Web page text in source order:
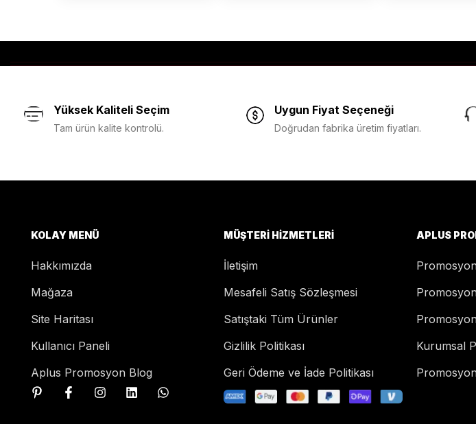
Yüksek Kaliteli Seçim
Tam ürün kalite kontrolü.
Uygun Fiyat Seçeneği
Doğrudan fabrika üretim fiyatları.
KOLAY MENÜ
Hakkımızda
Mağaza
Site Haritası
Kullanıcı Paneli
Aplus Promosyon Blog
MÜŞTERI HIZMETLERI
İletişim
Mesafeli Satış Sözleşmesi
Satıştaki Tüm Ürünler
Gizlilik Politikası
Geri Ödeme ve İade Politikası
APLUS
Kurumsal